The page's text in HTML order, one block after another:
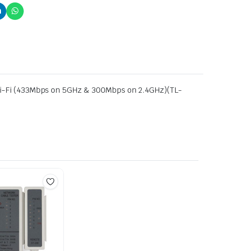
(433Mbps on 5GHz & 300Mbps on 2.4GHz)(TL-